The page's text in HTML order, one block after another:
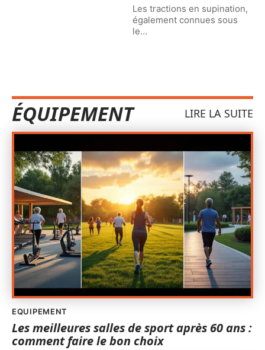
Les tractions en supination,
également connues sous
le…
ÉQUIPEMENT LIRE LA SUITE
EQUIPEMENT
Les meilleures salles de sport après 60 ans :
comment faire le bon choix